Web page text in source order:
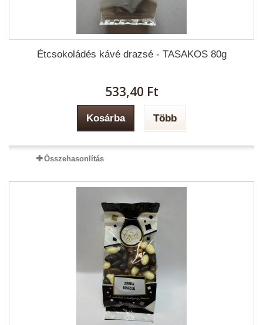
Étcsokoládés kávé drazsé - TASAKOS 80g
533,40 Ft‎
Kosárba Több
Összehasonlítás